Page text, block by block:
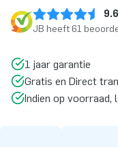
JB heeft 61
1 jaar garantie
Gratis en Direct
Indien op voorraad,